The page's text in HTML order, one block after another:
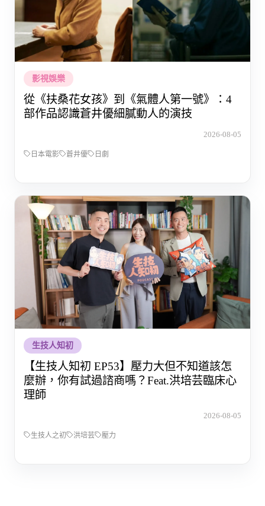
影視娛樂
從《扶桑花女孩》到《氣體人第一號》：4
部作品認識蒼井優細膩動人的演技
2026-08-05
日本電影 蒼井優 日劇
生技人知初
【生技人知初 EP53】壓力大但不知道該怎
麼辦，你有試過諮商嗎？Feat.洪培芸臨床心
理師
2026-08-05
生技人之初 洪培芸 壓力